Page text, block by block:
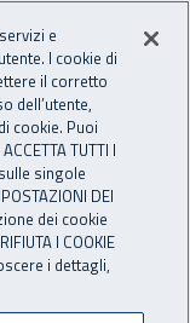
Apri cerca
e
I cookie di
il corretto
dell’utente,
cookie. Puoi
TUTTI I
singole
DEI
dei cookie
I COOKIE
i dettagli,